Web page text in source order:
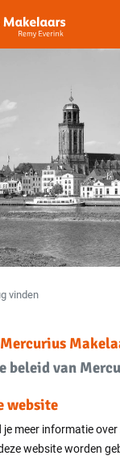
vinden
beleid van
website
je meer informatie
website worden